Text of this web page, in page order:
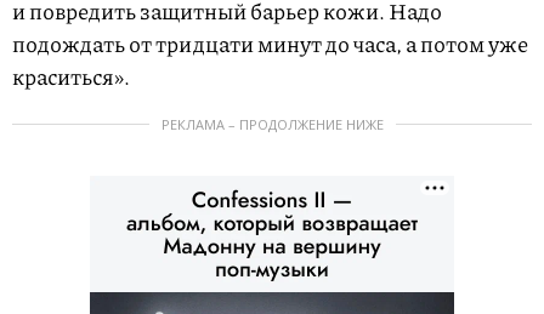
и повредить защитный барьер кожи. Надо
подождать от тридцати минут до часа, а потом уже
краситься».
РЕКЛАМА – ПРОДОЛЖЕНИЕ НИЖЕ